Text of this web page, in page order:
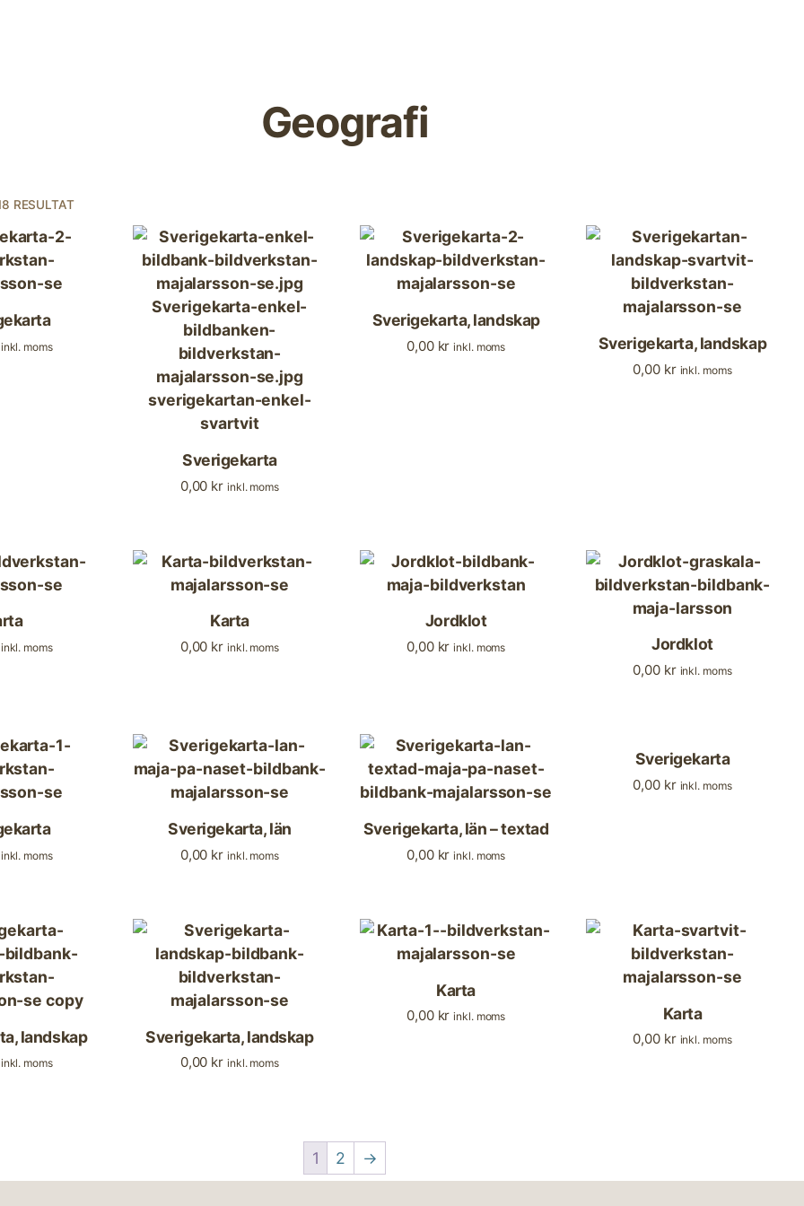
Geografi
RESULTAT
inkl. moms
Sverigekarta
0,00 kr inkl. moms
Sverigekarta, landskap
0,00 kr inkl. moms Sverigekarta, landskap
0,00 kr inkl. moms
inkl. moms
Karta
0,00 kr inkl. moms
Jordklot
0,00 kr inkl. moms Jordklot
0,00 kr inkl. moms
inkl. moms
Sverigekarta, län
0,00 kr inkl. moms
Sverigekarta, län – textad
0,00 kr inkl. moms
Sverigekarta
0,00 kr inkl. moms
landskap
inkl. moms
Sverigekarta, landskap
0,00 kr inkl. moms
Karta
0,00 kr inkl. moms Karta
0,00 kr inkl. moms
1 2 →